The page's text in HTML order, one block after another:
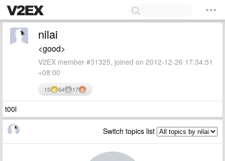
nilai
<good>
V2EX member #31325, joined on 2012-12-26 17:34:51
+08:00
15 64 17
t00l
Switch topics list